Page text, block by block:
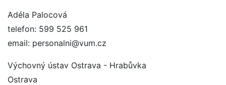
Adéla Palocová
telefon: 599 525 961
email: personalni@vum.cz
Výchovný ústav Ostrava - Hrabůvka
Ostrava